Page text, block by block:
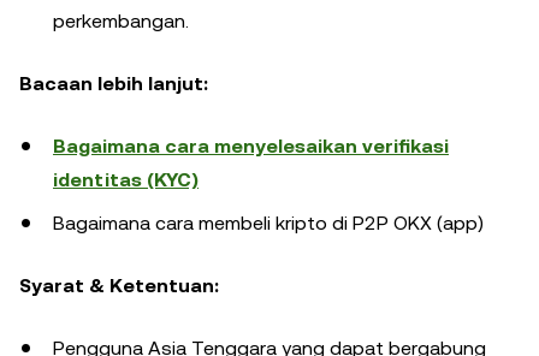
perkembangan.
Bacaan lebih lanjut:
Bagaimana cara menyelesaikan verifikasi
identitas (KYC)
Bagaimana cara membeli kripto di P2P OKX (app)
Syarat & Ketentuan:
Pengguna Asia Tenggara yang dapat bergabung